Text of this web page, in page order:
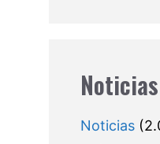
Noticias